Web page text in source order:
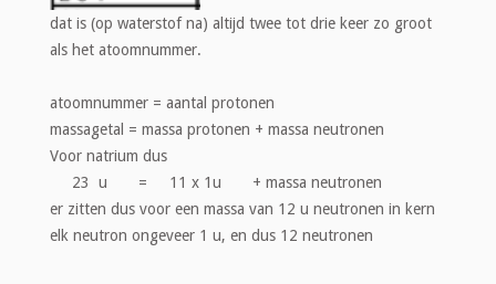
dat is (op waterstof na) altijd twee tot drie keer zo groot
als het atoomnummer.
atoomnummer = aantal protonen
massagetal = massa protonen + massa neutronen
Voor natrium dus
23 u = 11 x 1u + massa neutronen
er zitten dus voor een massa van 12 u neutronen in kern
elk neutron ongeveer 1 u, en dus 12 neutronen